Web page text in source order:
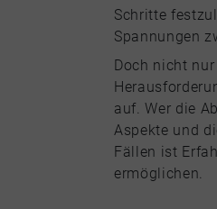
Schritte
Spannungen
Doch nicht
auf. Wer die
Aspekte und
Fällen ist
ermöglichen.